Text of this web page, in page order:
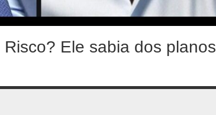
Ele sabia dos planos